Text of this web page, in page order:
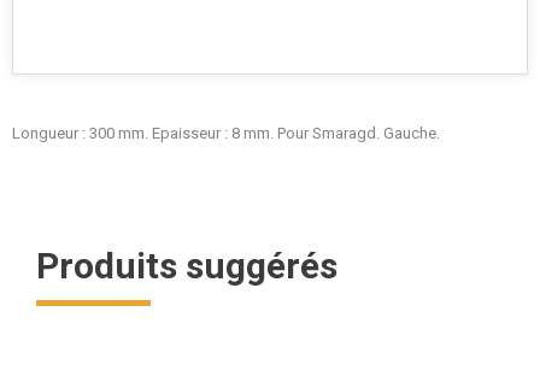
Longueur : 300 mm. Epaisseur : 8 mm. Pour Smaragd. Gauche.
Produits suggérés